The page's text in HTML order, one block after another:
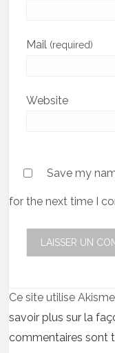
Mail (required)
Website
Save my
for the next time I
Ce site utilise
savoir plus sur la
commentaires sont